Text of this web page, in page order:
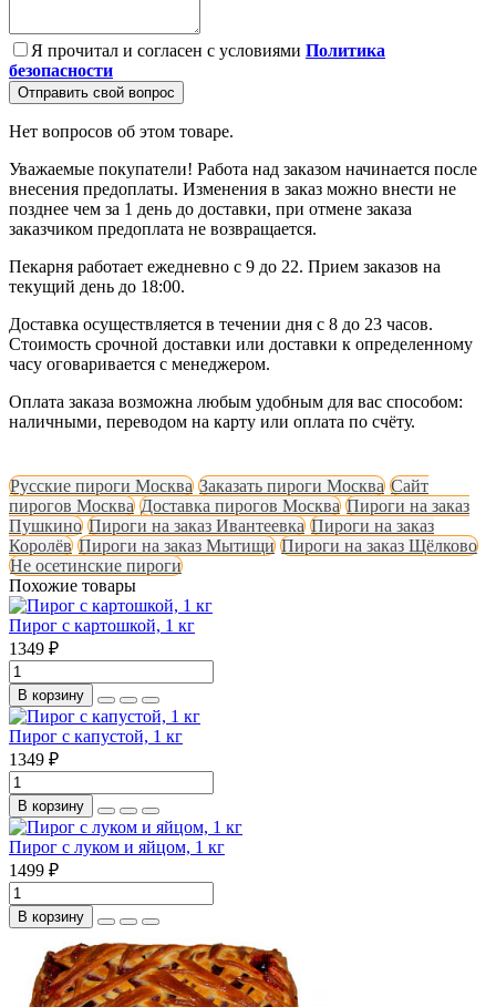
Я прочитал и согласен с условиями Политика
безопасности
Отправить свой вопрос
Нет вопросов об этом товаре.
Уважаемые покупатели! Работа над заказом начинается после
внесения предоплаты. Изменения в заказ можно внести не
позднее чем за 1 день до доставки, при отмене заказа
заказчиком предоплата не возвращается.
Пекарня работает ежедневно с 9 до 22. Прием заказов на
текущий день до 18:00.
Доставка осуществляется в течении дня с 8 до 23 часов.
Стоимость срочной доставки или доставки к определенному
часу оговаривается с менеджером.
Оплата заказа возможна любым удобным для вас способом:
наличными, переводом на карту или оплата по счёту.
Русские пироги Москва Заказать пироги Москва Сайт
пирогов Москва Доставка пирогов Москва Пироги на заказ
Пушкино Пироги на заказ Ивантеевка Пироги на заказ
Королёв Пироги на заказ Мытищи Пироги на заказ Щёлково
Не осетинские пироги
Похожие товары
Пирог с картошкой, 1 кг
1349 ₽
В корзину
Пирог с капустой, 1 кг
1349 ₽
В корзину
Пирог с луком и яйцом, 1 кг
1499 ₽
В корзину